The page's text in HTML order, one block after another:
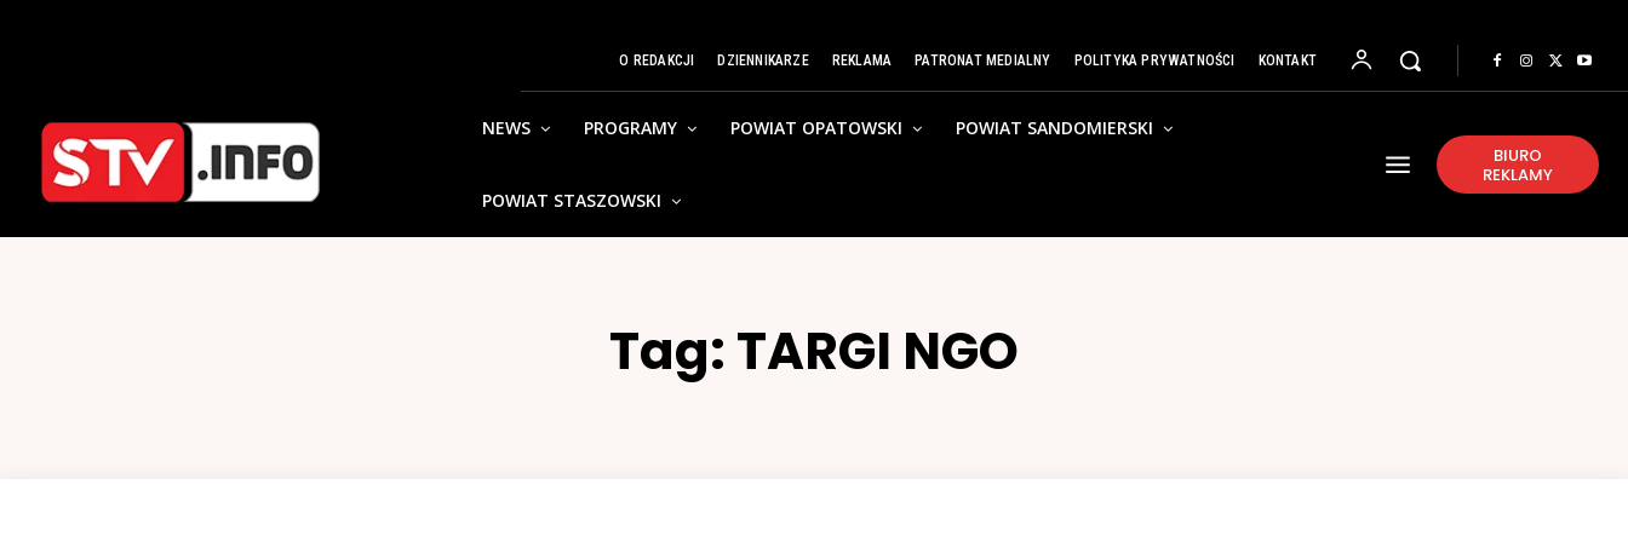
O REDAKCJI DZIENNIKARZE REKLAMA PATRONAT MEDIALNY POLITYKA PRYWATNOŚCI KONTAKT
NEWS PROGRAMY POWIAT OPATOWSKI POWIAT SANDOMIERSKI
POWIAT STASZOWSKI
BIURO
REKLAMY
Tag: TARGI NGO